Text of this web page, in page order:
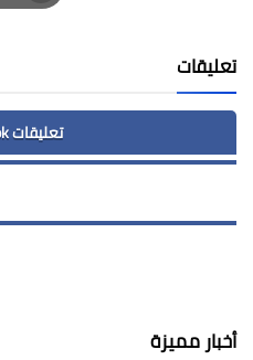
تعليقات
تعليقات Facebook
أخبار مميزة